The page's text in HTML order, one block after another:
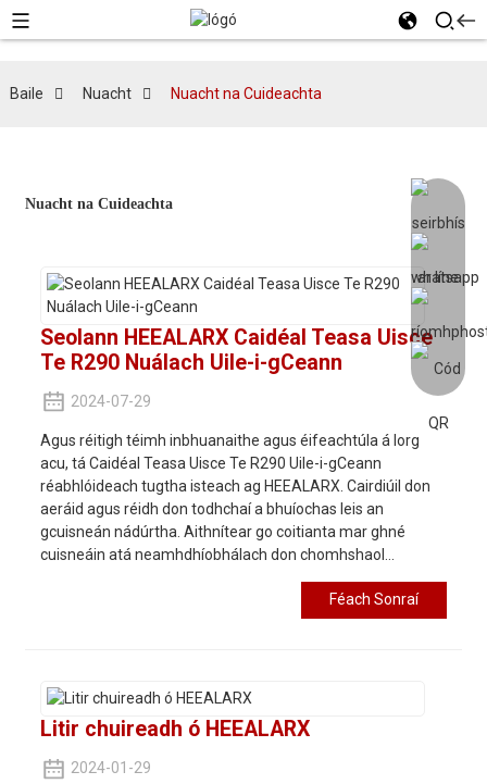
Baile Nuacht Nuacht na Cuideachta
Nuacht na Cuideachta
Seolann HEEALARX Caidéal Teasa Uisce
Te R290 Nuálach Uile-i-gCeann
2024-07-29
Agus réitigh téimh inbhuanaithe agus éifeachtúla á lorg
acu, tá Caidéal Teasa Uisce Te R290 Uile-i-gCeann
réabhlóideach tugtha isteach ag HEEALARX. Cairdiúil don
aeráid agus réidh don todhchaí a bhuíochas leis an
gcuisneán nádúrtha. Aithnítear go coitianta mar ghné
cuisneáin atá neamhdhíobhálach don chomhshaol...
Féach Sonraí
Litir chuireadh ó HEEALARX
2024-01-29